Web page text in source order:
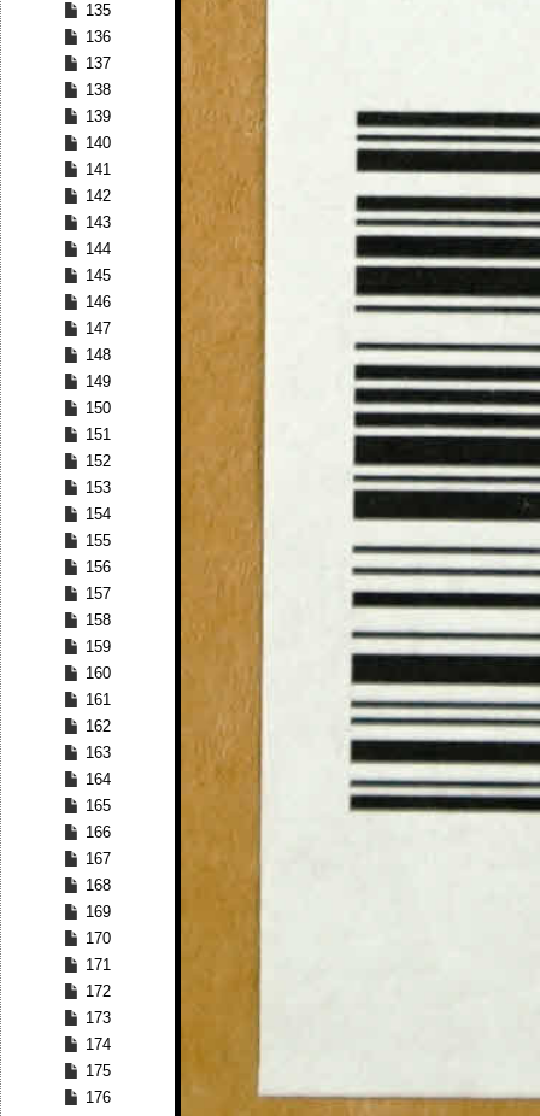
135
136
137
138
139
140
141
142
143
144
145
146
147
148
149
150
151
152
153
154
155
156
157
158
159
160
161
162
163
164
165
166
167
168
169
170
171
172
173
174
175
176